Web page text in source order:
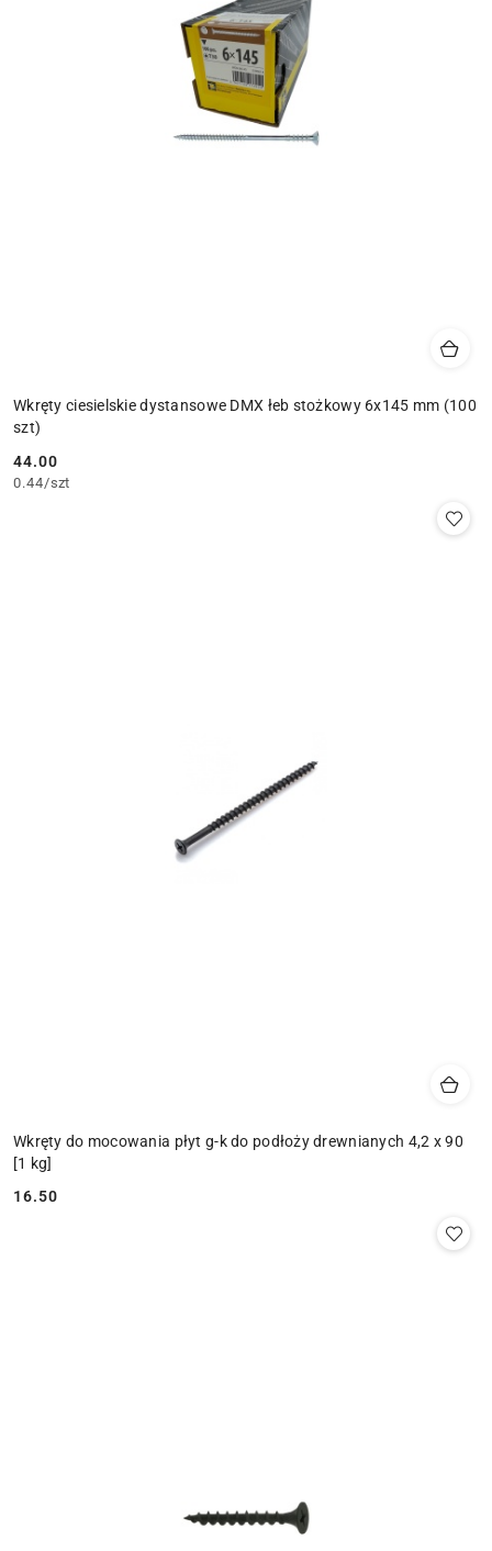
Wkręty ciesielskie dystansowe DMX łeb stożkowy 6x145 mm (100
szt)
Cena:
44.00
0.44/szt
Wkręty do mocowania płyt g-k do podłoży drewnianych 4,2 x 90
[1 kg]
Cena:
16.50